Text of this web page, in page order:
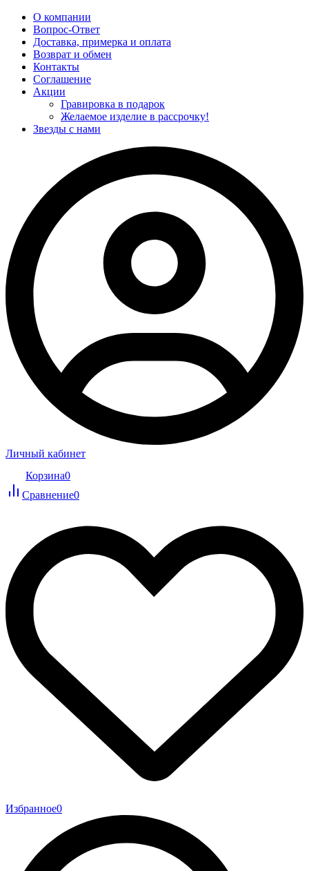
О компании
Вопрос-Ответ
Доставка, примерка и оплата
Возврат и обмен
Контакты
Соглашение
Акции
Гравировка в подарок
Желаемое изделие в рассрочку!
Звезды с нами
Личный кабинет
Корзина0
Сравнение0
Избранное0